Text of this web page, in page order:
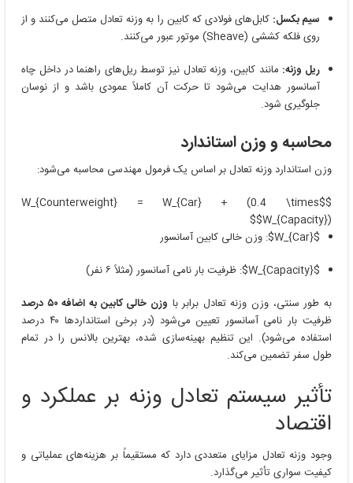
سیم بکسل: کابل‌های فولادی که کابین را به وزنه تعادل متصل می‌کنند و از
روی فلکه کششی (Sheave) موتور عبور می‌کنند.
ریل وزنه: مانند کابین، وزنه تعادل نیز توسط ریل‌های راهنما در داخل چاه
آسانسور هدایت می‌شود تا حرکت آن کاملاً عمودی باشد و از نوسان
جلوگیری شود.
محاسبه و وزن استاندارد
وزن استاندارد وزنه تعادل بر اساس یک فرمول مهندسی محاسبه می‌شود:
$$W_{Counterweight} = W_{Car} + (0.4 \times
W_{Capacity})$$
$W_{Car}$
: وزن خالی کابین آسانسور
$W_{Capacity}$
: ظرفیت بار نامی آسانسور (مثلاً ۶ نفر)
به طور سنتی، وزن وزنه تعادل برابر با وزن خالی کابین به اضافه ۵۰ درصد
ظرفیت بار نامی آسانسور تعیین می‌شود (در برخی استانداردها ۴۰ درصد
استفاده می‌شود). این تنظیم بهینه‌سازی شده، بهترین بالانس را در تمام
طول سفر تضمین می‌کند.
تأثیر سیستم تعادل وزنه بر عملکرد و
اقتصاد
وجود وزنه تعادل مزایای متعددی دارد که مستقیماً بر هزینه‌های عملیاتی و
کیفیت سواری تأثیر می‌گذارد.